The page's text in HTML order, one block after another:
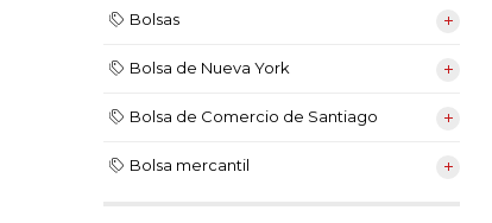
Bolsas
Bolsa de Nueva York
Bolsa de Comercio de Santiago
Bolsa mercantil